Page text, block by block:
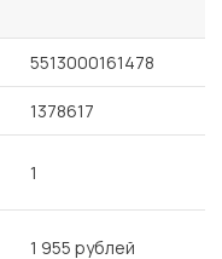
5513000161478
1378617
1
1 955 рублей